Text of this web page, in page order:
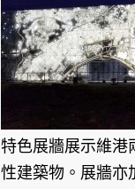
特色展牆展示維港
性建築物。展牆亦